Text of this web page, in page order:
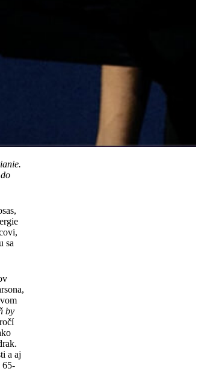
sa
by
a aj
65-